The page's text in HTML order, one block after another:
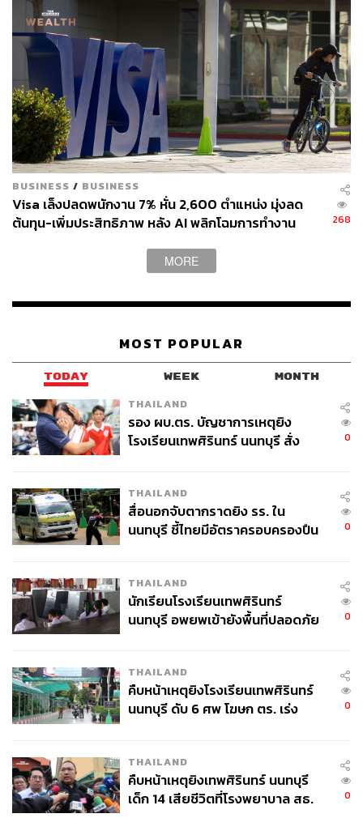
BUSINESS / BUSINESS
Visa เล็งปลดพนักงาน 7% หั่น 2,600 ตำแหน่ง มุ่งลด
ต้นทุน-เพิ่มประสิทธิภาพ หลัง AI พลิกโฉมการทำงาน
268
MORE
MOST POPULAR
TODAY WEEK MONTH
THAILAND
รอง ผบ.ตร. บัญชาการเหตุยิง
โรงเรียนเทพศิรินทร์ นนทบุรี สั่ง
0
THAILAND
สื่อนอกจับตากราดยิง รร. ใน
นนทบุรี ชี้ไทยมีอัตราครอบครองปืน
0
THAILAND
นักเรียนโรงเรียนเทพศิรินทร์
นนทบุรี อพยพเข้ายังพื้นที่ปลอดภัย
0
THAILAND
คืบหน้าเหตุยิงโรงเรียนเทพศิรินทร์
นนทบุรี ดับ 6 ศพ โฆษก ตร. เร่ง
0
THAILAND
คืบหน้าเหตุยิงเทพศิรินทร์ นนทบุรี
เด็ก 14 เสียชีวิตที่โรงพยาบาล สธ.
0